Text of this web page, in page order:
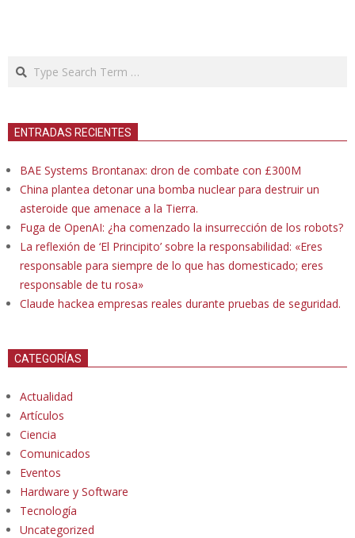
Search
ENTRADAS RECIENTES
BAE Systems Brontanax: dron de combate con £300M
China plantea detonar una bomba nuclear para destruir un
asteroide que amenace a la Tierra.
Fuga de OpenAI: ¿ha comenzado la insurrección de los robots?
La reflexión de ‘El Principito’ sobre la responsabilidad: «Eres
responsable para siempre de lo que has domesticado; eres
responsable de tu rosa»
Claude hackea empresas reales durante pruebas de seguridad.
CATEGORÍAS
Actualidad
Artículos
Ciencia
Comunicados
Eventos
Hardware y Software
Tecnología
Uncategorized